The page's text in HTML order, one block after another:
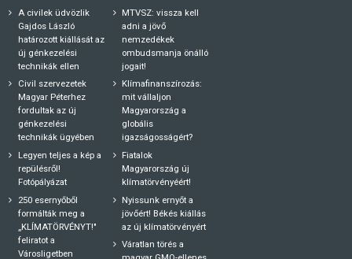
A civilek üdvözlik
Gajdos László
határozott kiállását az
új génkezelési
technikák ellen
Civil szervezetek
Magyar Péterhez
fordultak az új
génkezelési
technikák ügyében
Legyen teljes a kép a
repülésről!
Fotópályázat
250 esernyőből
formálták meg a
„KLÍMATÖRVÉNYT!"
feliratot a
Városligetben
MTVSZ: vissza kell
adni a jövő
nemzedékek
ombudsmanja önálló
jogait!
Klímafinanszírozás:
mit vállaljon
Magyarország a
globális
igazságosságért?
Fiatalok
Magyarország új
klímatörvényéért!
Nyissunk ernyőt a
jövőért! Békés kiállás
az új klímatörvényért
Váratlan törés a